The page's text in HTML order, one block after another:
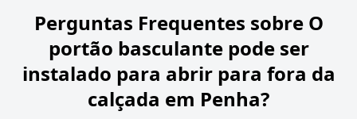
Perguntas Frequentes sobre O
portão basculante pode ser
instalado para abrir para fora da
calçada em Penha?